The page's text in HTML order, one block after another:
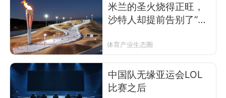
米兰的圣火烧得正旺，
沙特人却提前告别了“冰
体育产业生态圈
中国队无缘亚运会LOL
比赛之后